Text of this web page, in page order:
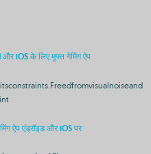
iOS के लिए मुफ्त गेमिंग ऐप
ऐप एंड्रॉइड और iOS पर